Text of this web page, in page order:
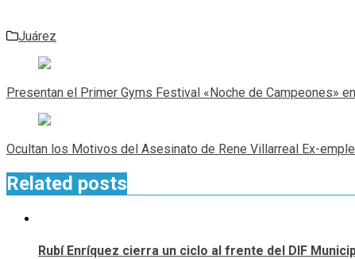
Juárez
Navegación
de
entradas
Presentan el Primer Gyms Festival «Noche de Campeones»
Ocultan los Motivos del Asesinato de Rene Villarreal Ex-
Related posts
Rubí Enríquez cierra un ciclo al frente del DIF